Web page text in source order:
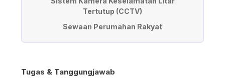
Tertutup (CCTV)
Sewaan Perumahan Rakyat
Tugas & Tanggungjawab